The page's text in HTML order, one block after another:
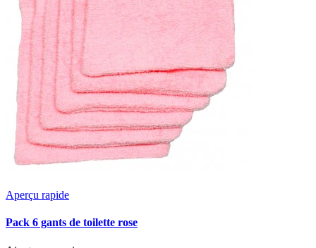
Aperçu rapide
Pack 6 gants de toilette rose